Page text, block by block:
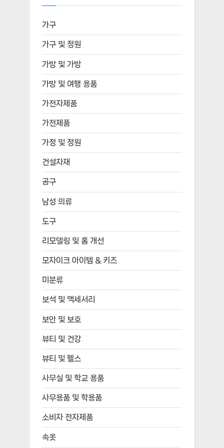
가구
가구 및 정원
가방 및 가방
가방 및 여행 용품
가전자제품
가전제품
가정 및 정원
건설자재
공구
남성 의류
도구
리모델링 및 홈 개선
모자이크 아이템 & 키즈
미분류
보석 및 액세서리
보안 및 보호
뷰티 및 건강
뷰티 및 헬스
사무실 및 학교 용품
사무용품 및 학용품
소비자 전자제품
속옷